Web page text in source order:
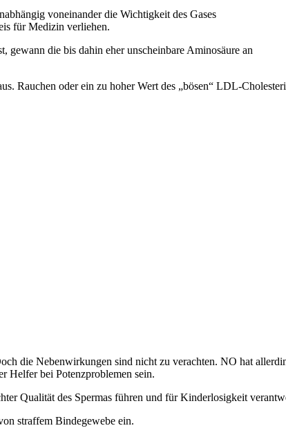
voneinander die Wichtigkeit des Gases
für Medizin verliehen.
die bis dahin eher unscheinbare Aminosäure an
Rauchen oder ein zu hoher Wert des „bösen“ LDL-
die Nebenwirkungen sind nicht zu verachten. NO hat
Helfer bei Potenzproblemen sein.
Qualität des Spermas führen und für Kinderlosigkeit
straffem Bindegewebe ein.